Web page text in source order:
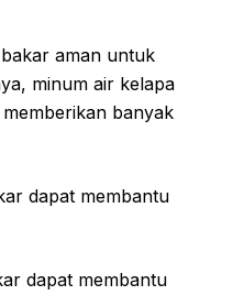
aman untuk
minum air kelapa
banyak
dapat membantu
dapat membantu